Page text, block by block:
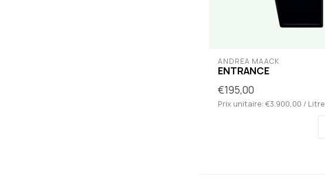
ANDREA MAACK
ENTRANCE
€195,00
Prix unitaire: €3.900,00 / Litre